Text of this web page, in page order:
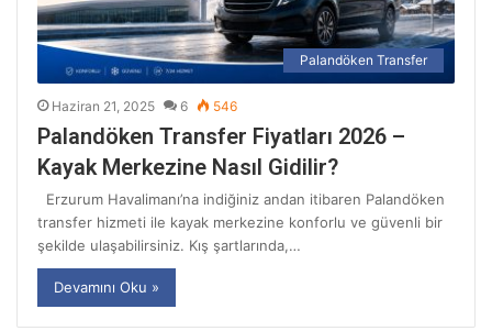
Palandöken Transfer
Haziran 21, 2025 6 546
Palandöken Transfer Fiyatları 2026 –
Kayak Merkezine Nasıl Gidilir?
Erzurum Havalimanı’na indiğiniz andan itibaren Palandöken
transfer hizmeti ile kayak merkezine konforlu ve güvenli bir
şekilde ulaşabilirsiniz. Kış şartlarında,…
Devamını Oku »